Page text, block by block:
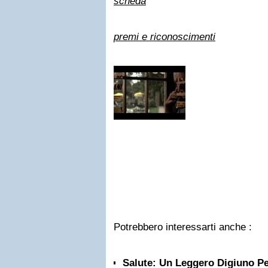
premi e riconoscimenti
Potrebbero interessarti anche :
Salute: Un Leggero Digiuno